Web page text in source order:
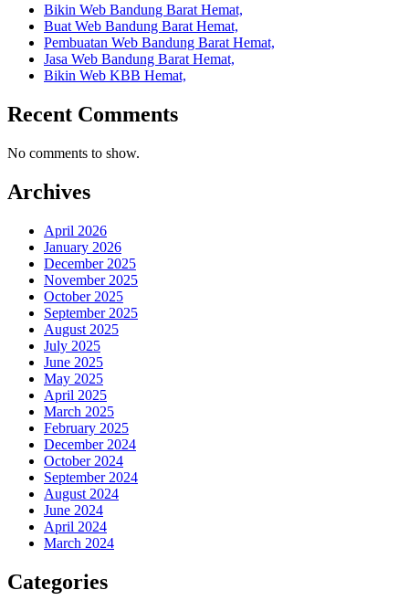
Bikin Web Bandung Barat Hemat,
Buat Web Bandung Barat Hemat,
Pembuatan Web Bandung Barat Hemat,
Jasa Web Bandung Barat Hemat,
Bikin Web KBB Hemat,
Recent Comments
No comments to show.
Archives
April 2026
January 2026
December 2025
November 2025
October 2025
September 2025
August 2025
July 2025
June 2025
May 2025
April 2025
March 2025
February 2025
December 2024
October 2024
September 2024
August 2024
June 2024
April 2024
March 2024
Categories